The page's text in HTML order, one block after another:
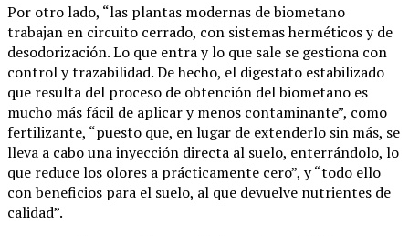
Por otro lado, “las plantas modernas de biometano
trabajan en circuito cerrado, con sistemas herméticos y de
desodorización. Lo que entra y lo que sale se gestiona con
control y trazabilidad. De hecho, el digestato estabilizado
que resulta del proceso de obtención del biometano es
mucho más fácil de aplicar y menos contaminante”, como
fertilizante, “puesto que, en lugar de extenderlo sin más, se
lleva a cabo una inyección directa al suelo, enterrándolo, lo
que reduce los olores a prácticamente cero”, y “todo ello
con beneficios para el suelo, al que devuelve nutrientes de
calidad”.